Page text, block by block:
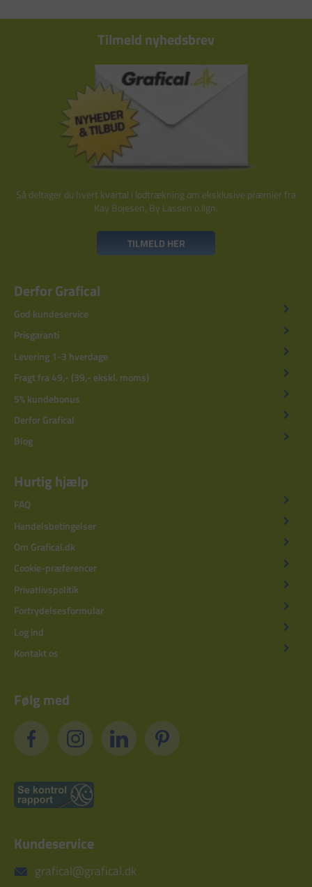
Tilmeld nyhedsbrev
Så deltager du hvert kvartal i lodtrækning om eksklusive præmier fra
Kay Bojesen, By Lassen o.lign.
TILMELD HER
Derfor Grafical
God kundeservice
Prisgaranti
Levering 1-3 hverdage
Fragt fra 49,- (39,- ekskl. moms)
5% kundebonus
Derfor Grafical
Blog
Hurtig hjælp
FAQ
Handelsbetingelser
Om Grafical.dk
Cookie-præferencer
Privatlivspolitik
Fortrydelsesformular
Log ind
Kontakt os
Følg med
Kundeservice
grafical@grafical.dk